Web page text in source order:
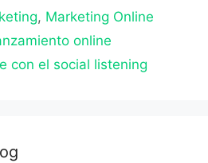
, Marketing Online
online
con el social listening